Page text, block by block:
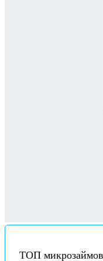
ТОП микрозаймов